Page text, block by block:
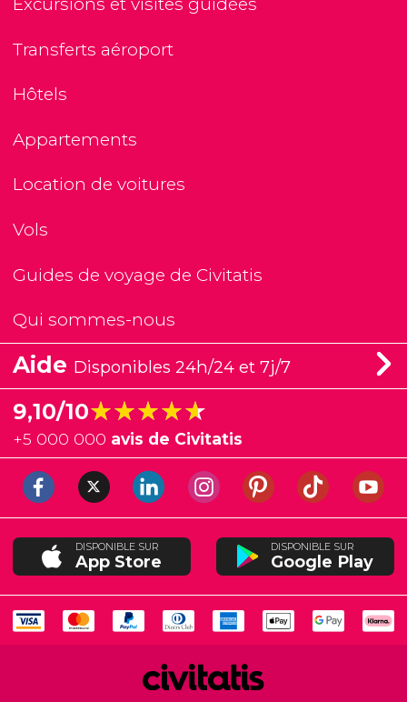
Transferts aéroport
Hôtels
Appartements
Location de voitures
Vols
Guides de voyage de Civitatis
Qui sommes-nous
Aide Disponibles 24h/24 et 7j/7
9,10/10★★★★★
★★★★★
+5 000 000 avis de Civitatis
DISPONIBLE SUR
App Store
DISPONIBLE SUR
Google Play